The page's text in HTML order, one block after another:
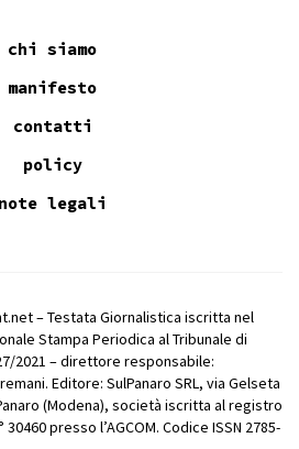
chi siamo
manifesto
contatti
policy
note legali
– Testata Giornalistica iscritta nel
Stampa Periodica al Tribunale di
2021 – direttore responsabile:
Editore: SulPanaro SRL, via Gelseta
(Modena), società iscritta al registro
presso l’AGCOM. Codice ISSN 2785-